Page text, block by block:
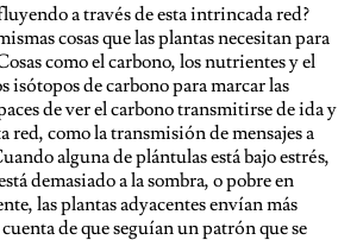
a través de esta intrincada red?
cosas que las plantas necesitan para
como el carbono, los nutrientes y el
isótopos de carbono para marcar las
de ver el carbono transmitirse de ida y
red, como la transmisión de mensajes a
alguna de plántulas está bajo estrés,
demasiado a la sombra, o pobre en
las plantas adyacentes envían más
de que seguían un patrón que se